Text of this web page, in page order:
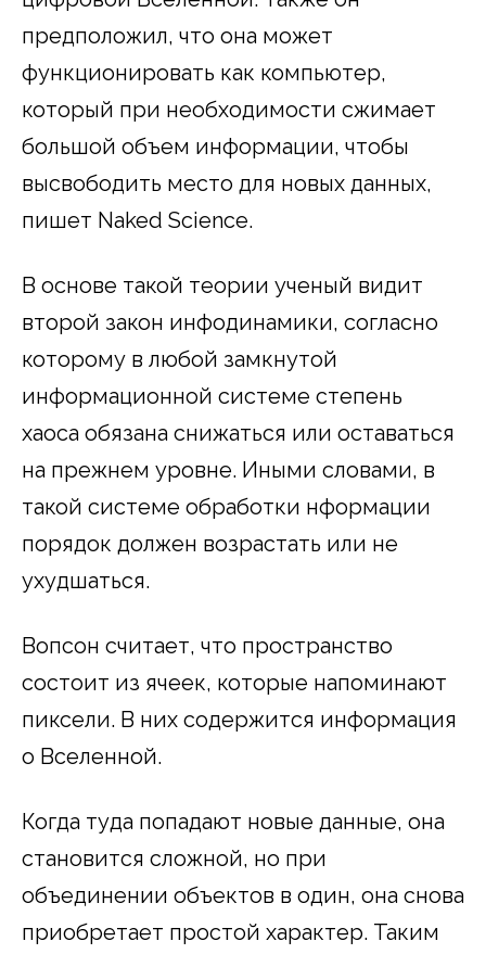
предположил, что она может
функционировать как компьютер,
который при необходимости сжимает
большой объем информации, чтобы
высвободить место для новых данных,
пишет Naked Science.
В основе такой теории ученый видит
второй закон инфодинамики, согласно
которому в любой замкнутой
информационной системе степень
хаоса обязана снижаться или оставаться
на прежнем уровне. Иными словами, в
такой системе обработки нформации
порядок должен возрастать или не
ухудшаться.
Вопсон считает, что пространство
состоит из ячеек, которые напоминают
пиксели. В них содержится информация
о Вселенной.
Когда туда попадают новые данные, она
становится сложной, но при
объединении объектов в один, она снова
приобретает простой характер. Таким